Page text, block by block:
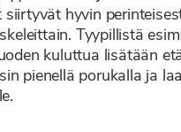
hyvin
Tyypillistä
kuluttua lisätään
pienellä porukalla ja